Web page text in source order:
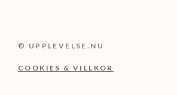
© UPPLEVELSE.NU
COOKIES & VILLKOR